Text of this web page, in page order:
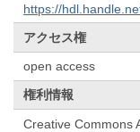
https://
アクセス権
open access
権利情報
Creative Commons